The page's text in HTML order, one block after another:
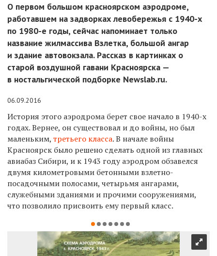
О первом большом красноярском аэродроме,
работавшем на задворках левобережья с 1940-х
по 1980-е годы, сейчас напоминает только
название жилмассива Взлетка, большой ангар
и здание автовокзала. Рассказ в картинках о
старой воздушной гавани Красноярска —
в ностальгической подборке Newslab.ru.
06.09.2016
История этого аэродрома берет свое начало в 1940-х
годах. Вернее, он существовал и до войны, но был
маленьким, третьего класса. В начале войны
Красноярск было решено сделать одной из главных
авиабаз Сибири, и к 1943 году аэродром обзавелся
двумя километровыми бетонными взлетно-
посадочными полосами, четырьмя ангарами,
служебными зданиями и прочими сооружениями,
что позволило присвоить ему первый класс.